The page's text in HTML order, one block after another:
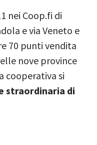
nei Coop.fi di
e via Veneto e
70 punti vendita
nove province
cooperativa si
straordinaria di